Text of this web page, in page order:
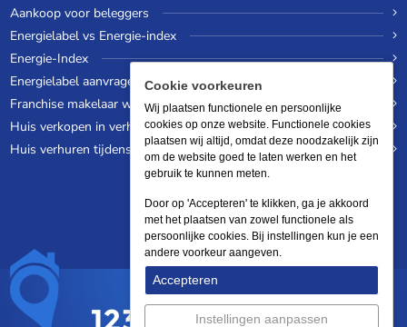
Aankoop voor beleggers
Energielabel vs Energie-index
Energie-Index
Energielabel aanvragen
Franchise makelaar worden
Huis verkopen in verhuurde staat
Huis verhuren tijdens een wereldreis
Cookie voorkeuren
Wij plaatsen functionele en persoonlijke
cookies op onze website. Functionele cookies
plaatsen wij altijd, omdat deze noodzakelijk zijn
om de website goed te laten werken en het
gebruik te kunnen meten.
Door op 'Accepteren' te klikken, ga je akkoord
met het plaatsen van zowel functionele als
persoonlijke cookies. Bij instellingen kun je een
andere voorkeur aangeven.
Accepteren
Instellingen aanpassen